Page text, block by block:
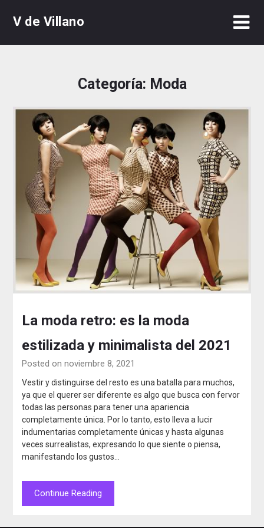
V de Villano
Categoría: Moda
La moda retro: es la moda
estilizada y minimalista del 2021
Posted on noviembre 8, 2021
Vestir y distinguirse del resto es una batalla para muchos,
ya que el querer ser diferente es algo que busca con fervor
todas las personas para tener una apariencia
completamente única. Por lo tanto, esto lleva a lucir
indumentarias completamente únicas y hasta algunas
veces surrealistas, expresando lo que siente o piensa,
manifestando los gustos…
Continue Reading